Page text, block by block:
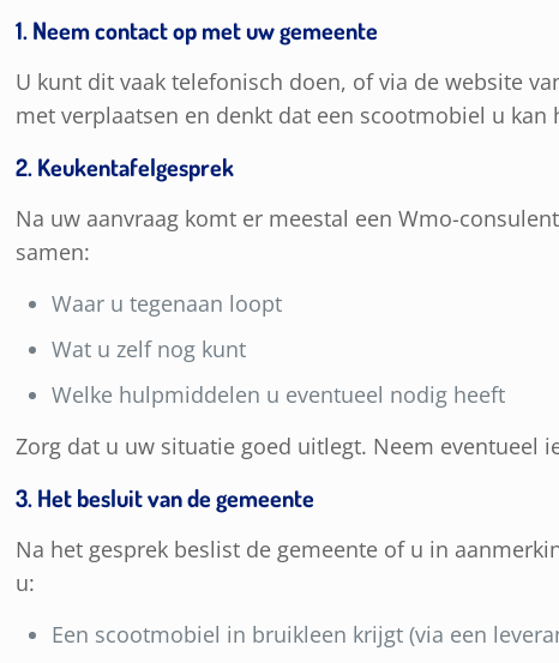
1. Neem contact op met uw gemeente
U kunt dit vaak telefonisch doen, of via de website
met verplaatsen en denkt dat een scootmobiel u kan
2. Keukentafelgesprek
Na uw aanvraag komt er meestal een Wmo-
samen:
Waar u tegenaan loopt
Wat u zelf nog kunt
Welke hulpmiddelen u eventueel nodig heeft
Zorg dat u uw situatie goed uitlegt. Neem
3. Het besluit van de gemeente
Na het gesprek beslist de gemeente of u in
u:
Een scootmobiel in bruikleen krijgt (via een